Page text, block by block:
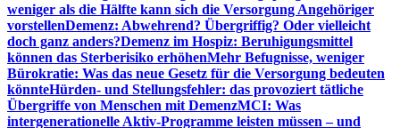
weniger als die Hälfte kann sich die Versorgung Angehöriger
vorstellenDemenz: Abwehrend? Übergriffig? Oder vielleicht
doch ganz anders?Demenz im Hospiz: Beruhigungsmittel
können das Sterberisiko erhöhenMehr Befugnisse, weniger
Bürokratie: Was das neue Gesetz für die Versorgung bedeuten
könnteHürden- und Stellungsfehler: das provoziert tätliche
Übergriffe von Menschen mit DemenzMCI: Was
intergenerationelle Aktiv-Programme leisten müssen – und